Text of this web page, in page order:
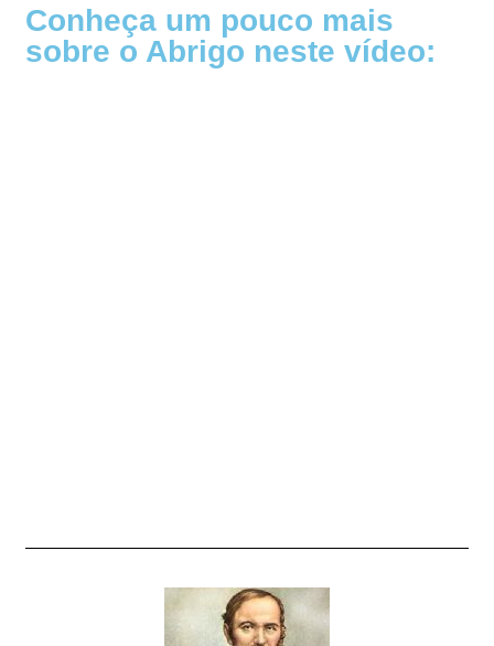
Conheça um pouco mais
sobre o Abrigo neste vídeo: